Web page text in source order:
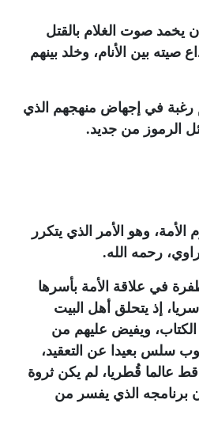
يخمد صوت الغلام بالقتل
صيته بين الأنام، وخلد بينهم
رغبة في إجهاض منهجهم الذي
الرموز من جديد.
وهو الأمر الذي يتكرر
رحمه الله.
في علاقة الأمة بأسرها
إذ يتحلق أهل البيت
الكتاب، ويفيض عليهم من
سلس بعيدا عن التعقيد،
عالما قُطريا، لم يكن ثروة
برنامجه الذي يفسر من